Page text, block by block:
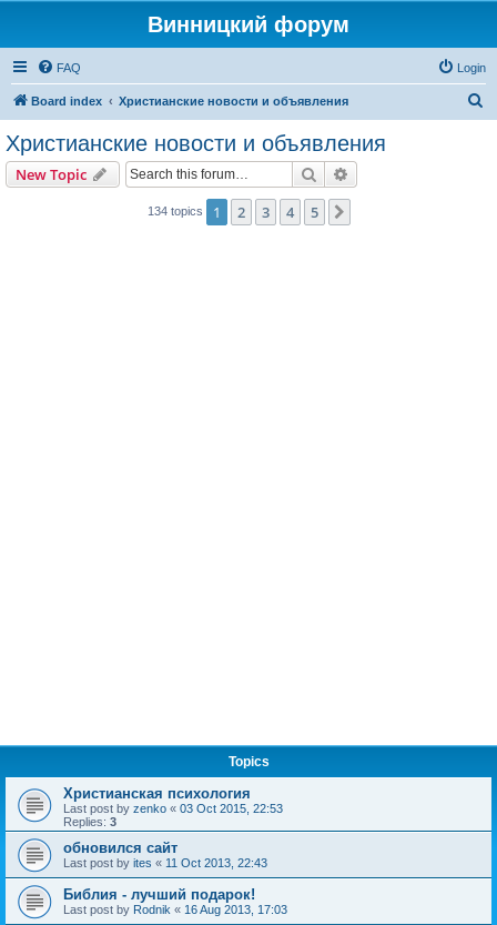
Винницкий форум
FAQ Login
Board index Христианские новости и объявления
Христианские новости и объявления
New Topic Search
134 topics 1 2 3 4 5
Topics
Христианская психология
Last post by zenko « 03 Oct 2015, 22:53
Replies: 3
обновился сайт
Last post by ites « 11 Oct 2013, 22:43
Библия - лучший подарок!
Last post by Rodnik « 16 Aug 2013, 17:03